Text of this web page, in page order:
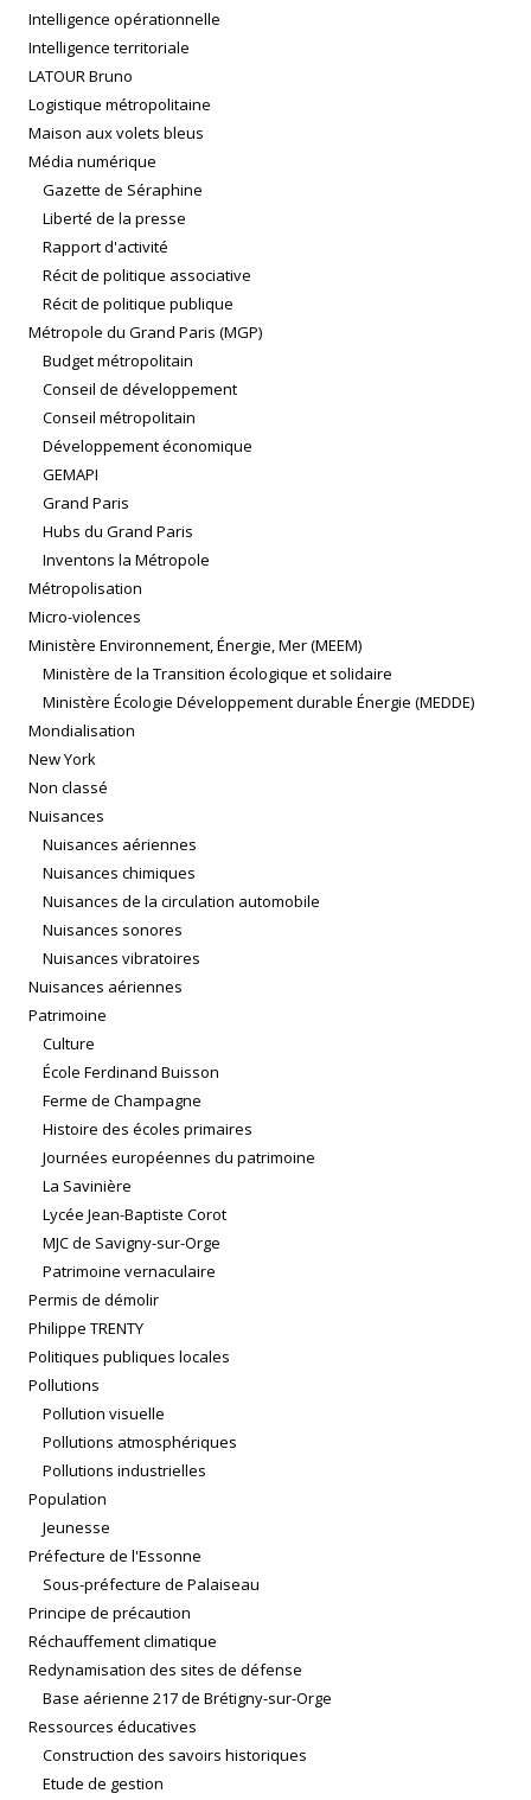
Intelligence opérationnelle
Intelligence territoriale
LATOUR Bruno
Logistique métropolitaine
Maison aux volets bleus
Média numérique
Gazette de Séraphine
Liberté de la presse
Rapport d'activité
Récit de politique associative
Récit de politique publique
Métropole du Grand Paris (MGP)
Budget métropolitain
Conseil de développement
Conseil métropolitain
Développement économique
GEMAPI
Grand Paris
Hubs du Grand Paris
Inventons la Métropole
Métropolisation
Micro-violences
Ministère Environnement, Énergie, Mer (MEEM)
Ministère de la Transition écologique et solidaire
Ministère Écologie Développement durable Énergie (MEDDE)
Mondialisation
New York
Non classé
Nuisances
Nuisances aériennes
Nuisances chimiques
Nuisances de la circulation automobile
Nuisances sonores
Nuisances vibratoires
Nuisances aériennes
Patrimoine
Culture
École Ferdinand Buisson
Ferme de Champagne
Histoire des écoles primaires
Journées européennes du patrimoine
La Savinière
Lycée Jean-Baptiste Corot
MJC de Savigny-sur-Orge
Patrimoine vernaculaire
Permis de démolir
Philippe TRENTY
Politiques publiques locales
Pollutions
Pollution visuelle
Pollutions atmosphériques
Pollutions industrielles
Population
Jeunesse
Préfecture de l'Essonne
Sous-préfecture de Palaiseau
Principe de précaution
Réchauffement climatique
Redynamisation des sites de défense
Base aérienne 217 de Brétigny-sur-Orge
Ressources éducatives
Construction des savoirs historiques
Etude de gestion